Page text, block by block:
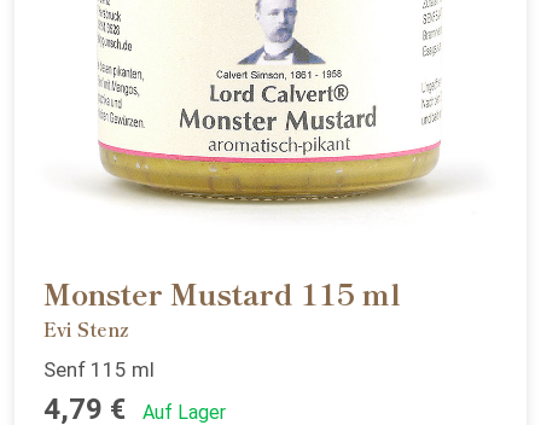
Monster Mustard 115 ml
Evi Stenz
Senf 115 ml
4,79 €
Auf Lager